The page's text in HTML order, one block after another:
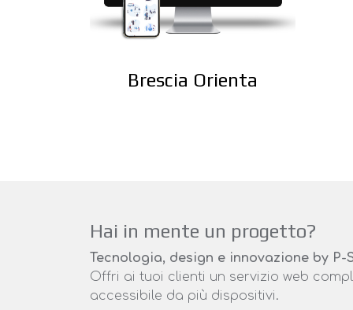
Brescia Orienta
Hai in mente un progetto?
Tecnologia, design e innovazione by P-
Offri ai tuoi clienti un servizio web
accessibile da più dispositivi.